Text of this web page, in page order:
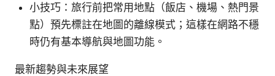
小技巧：旅行前把常用地點（飯店、機場、熱門景
點）預先標註在地圖的離線模式；這樣在網路不穩
時仍有基本導航與地圖功能。
最新趨勢與未來展望